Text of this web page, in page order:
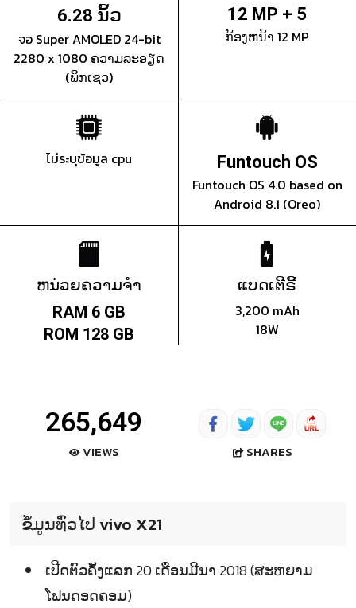
6.28 ນິ້ວ
จอ Super AMOLED 24-bit
2280 x 1080 ຄວາມລະອຽດ
(ພິກເຊວ)
12 MP + 5
ກ້ອງຫນ້າ 12 MP
ไม่ระบุข้อมูล cpu Funtouch OS
Funtouch OS 4.0 based on
Android 8.1 (Oreo)
ຫນ່ວຍຄວາມຈຳ
RAM 6 GB
ROM 128 GB
ແບດເຕີຣີ້
3,200 mAh
18W
265,649
VIEWS SHARES
ຂໍ້ມູນທົ່ວໄປ vivo X21
ເປີດຕົວຄັ້ງແລກ 20 ເດືອນມີນາ 2018 (ສະຫຍາມ
ໂຟນດອດຄອມ)